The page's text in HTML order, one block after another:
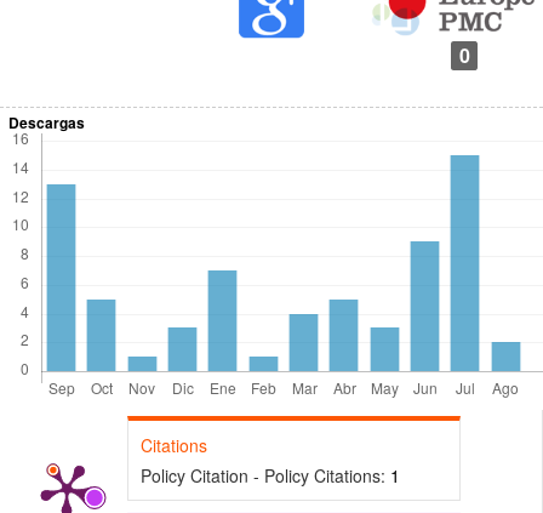
0
Descargas
Citations
Policy Citation - Policy Citations: 1